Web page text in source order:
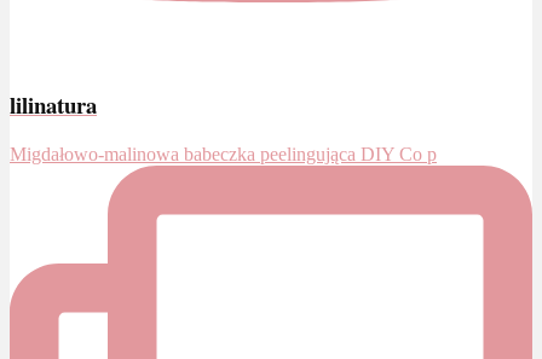
lilinatura
Migdałowo-malinowa babeczka peelingująca DIY Co p